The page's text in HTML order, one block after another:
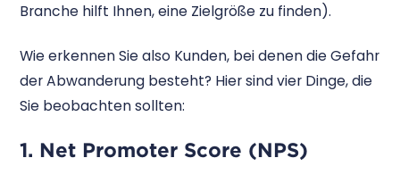
Branche hilft Ihnen, eine Zielgröße zu finden).
Wie erkennen Sie also Kunden, bei denen die Gefahr
der Abwanderung besteht? Hier sind vier Dinge, die
Sie beobachten sollten:
1. Net Promoter Score (NPS)